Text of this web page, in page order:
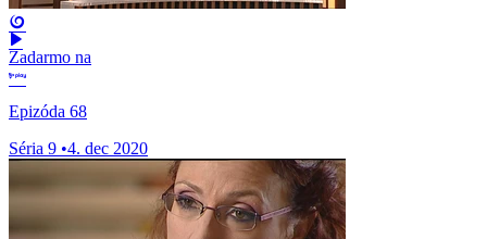
Zadarmo na
Epizóda 68
Séria 9 •4. dec 2020